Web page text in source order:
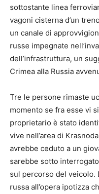
sottostante linea
vagoni cisterna d’un
un canale di
russe impegnate
dell’infrastruttura, un
Crimea alla Russia
Tre le persone rimaste
momento se fra esse vi
proprietario è stato
vive nell’area di
avrebbe ceduto a un
sarebbe sotto
sul percorso del veicolo.
russa all’opera ipotizza